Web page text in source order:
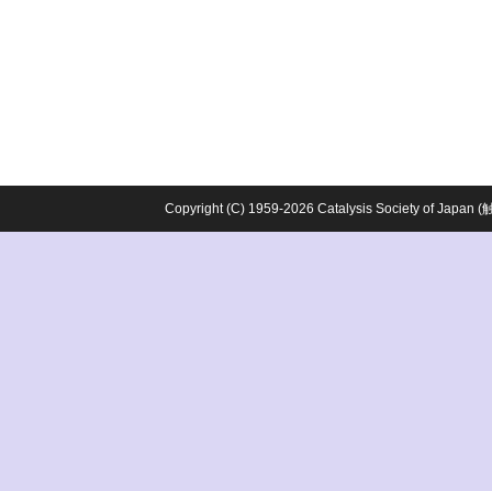
Copyright (C) 1959-2026 Catalysis Society of Japan (